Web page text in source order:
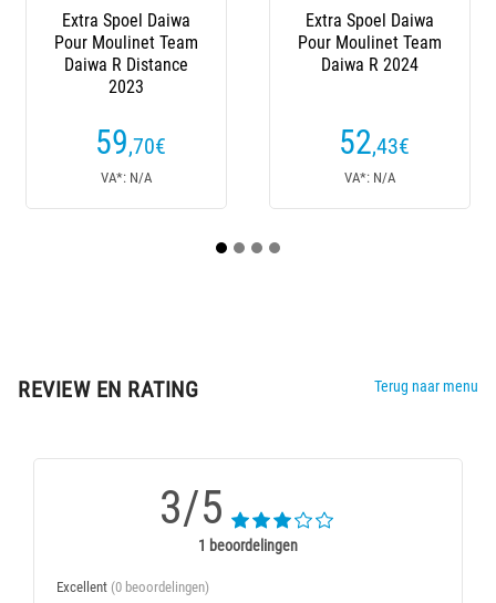
Spoel Daiwa
Team
R 2024
Extra Spoel Daiwa
Pour Moulinet N’Zon
Extra
Pour
REVIEW EN RATING Terug naar menu
3/5
1 beoordelingen
Excellent (0 beoordelingen)